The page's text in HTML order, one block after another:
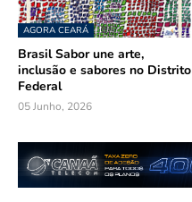
AGORA CEARÁ
Brasil Sabor une arte,
inclusão e sabores no Distrito
Federal
05 Junho, 2026